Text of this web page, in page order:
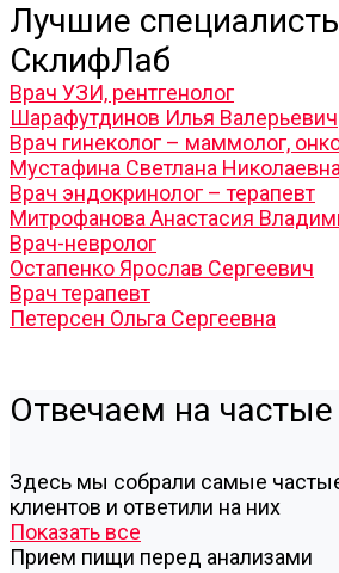
Лучшие
СклифЛаб
Врач УЗИ, рентгенолог
Шарафутдинов Илья Валерьевич
Врач гинеколог – маммолог,
Мустафина Светлана
Врач эндокринолог – терапевт
Митрофанова Анастасия
Врач-невролог
Остапенко Ярослав Сергеевич
Врач терапевт
Петерсен Ольга Сергеевна
Отвечаем на
Здесь мы собрали самые
клиентов и ответили на них
Показать все
Прием пищи перед анализами